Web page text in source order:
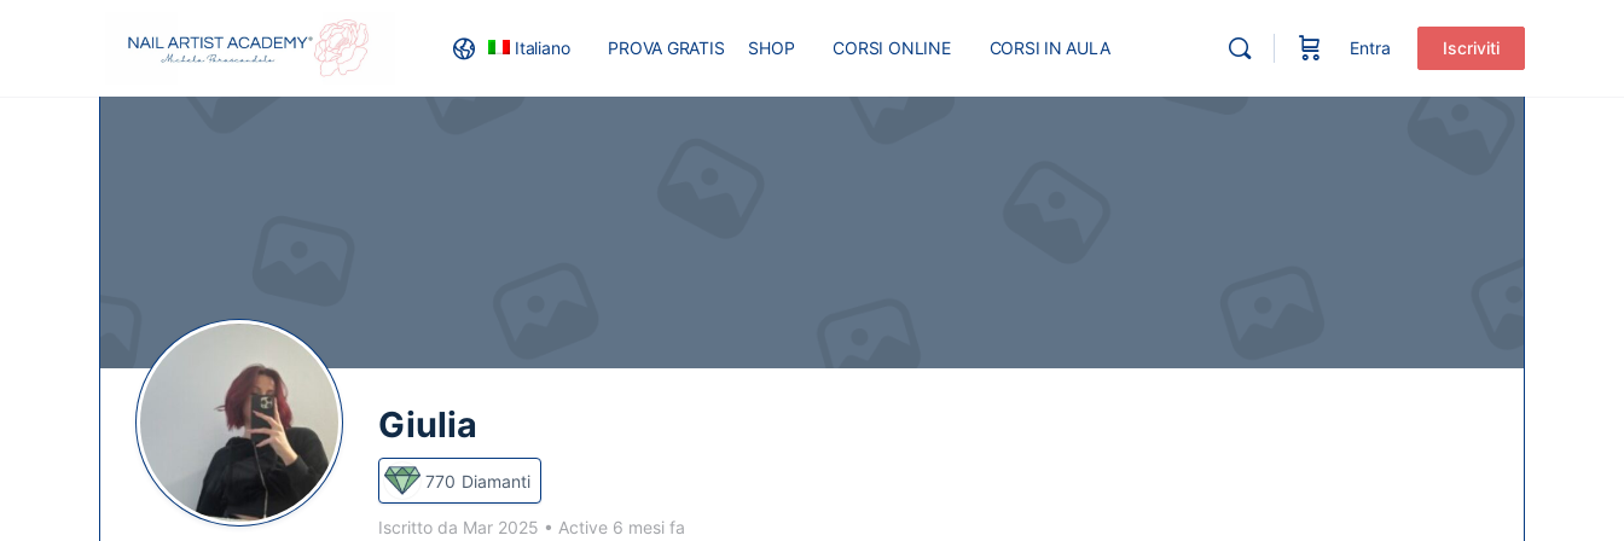
Italiano PROVA GRATIS SHOP CORSI ONLINE CORSI IN AULA Entra Iscriviti
Giulia
770 Diamanti
Iscritto da Mar 2025 • Active 6 mesi fa